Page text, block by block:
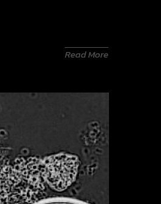
Read More